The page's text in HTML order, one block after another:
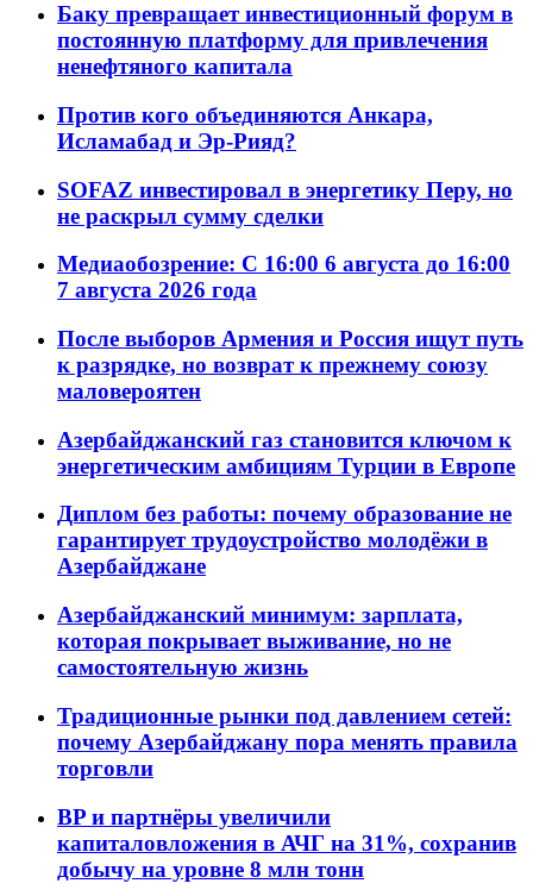
Баку превращает инвестиционный форум в
постоянную платформу для привлечения
ненефтяного капитала
Против кого объединяются Анкара,
Исламабад и Эр-Рияд?
SOFAZ инвестировал в энергетику Перу, но
не раскрыл сумму сделки
Медиаобозрение: С 16:00 6 августа до 16:00
7 августа 2026 года
После выборов Армения и Россия ищут путь
к разрядке, но возврат к прежнему союзу
маловероятен
Азербайджанский газ становится ключом к
энергетическим амбициям Турции в Европе
Диплом без работы: почему образование не
гарантирует трудоустройство молодёжи в
Азербайджане
Азербайджанский минимум: зарплата,
которая покрывает выживание, но не
самостоятельную жизнь
Традиционные рынки под давлением сетей:
почему Азербайджану пора менять правила
торговли
BP и партнёры увеличили
капиталовложения в АЧГ на 31%, сохранив
добычу на уровне 8 млн тонн